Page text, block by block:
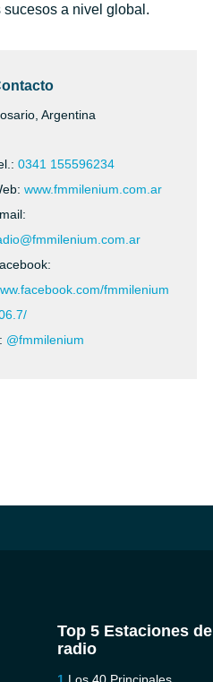
a nivel global.
Argentina
0341 155596234
www.fmmilenium.com.ar
fmmilenium
@fmmilenium
Top 5 Estaciones de
radio